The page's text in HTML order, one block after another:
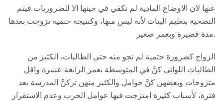
عنها لان الاوضاع المادية لم تكفي في حينها الا للضروريات فيتم
التضحية بتعليم البنات لأنه ليس منها، وكنتيجة حتمية تزوجت بعدها
مدة قصيرة وبعمر صغير.
الزواج كضرورة حتمية لم تجو منه حتى الطالبات، الكثير من
الطالبات اللواتي كنَّ في المتوسطة بعمر الرابعة عشرة واقل
متزوجات وبعضهن كنَّ حوامل والكثير منهن تركنَّ المدرسة بعد
فترة، لأسباب كثيرة امتزجت فيها عوامل الحرب وعدم الاستقرار